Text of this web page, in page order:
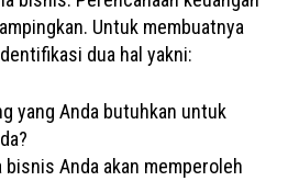
Untuk membuatnya
dua hal yakni:
yang Anda butuhkan untuk
bisnis Anda akan memperoleh